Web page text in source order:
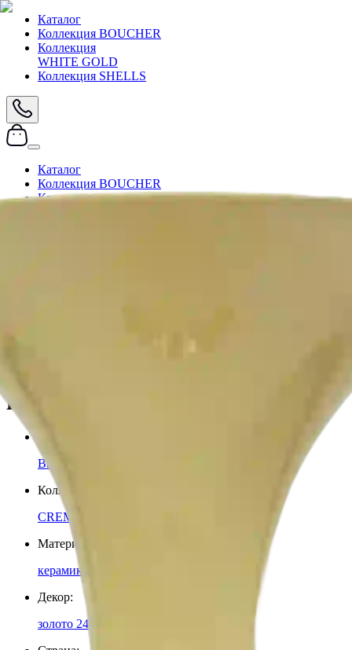
Каталог
Коллекция BOUCHER
Коллекция
WHITE GOLD
Коллекция SHELLS
Каталог
Коллекция BOUCHER
Коллекция
Ваза напольная Bruno Costenaro
Италия
Bruno Costenaro
Коллекция
CREM GOLD
Материал
керамика
Декор:
золото 24-карата, кристаллы Swarovski